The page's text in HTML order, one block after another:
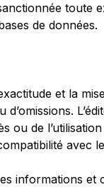
toute
de données.
et la
d’omissions.
ou de
avec
informations